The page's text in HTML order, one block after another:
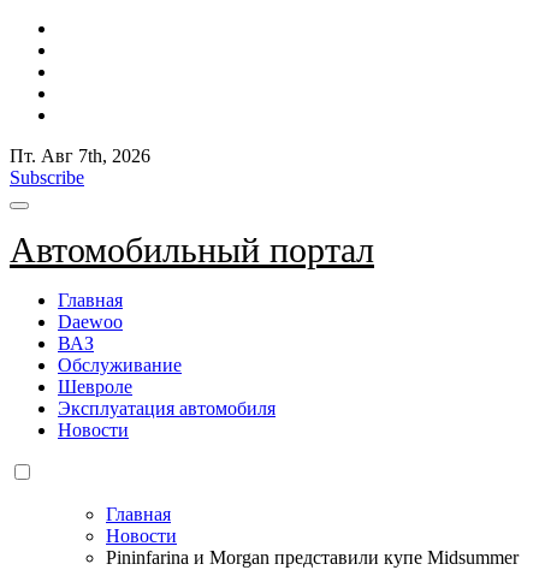
Пт. Авг 7th, 2026
Subscribe
Автомобильный портал
Главная
Daewoo
ВАЗ
Обслуживание
Шевроле
Эксплуатация автомобиля
Новости
Главная
Новости
Pininfarina и Morgan представили купе Midsummer